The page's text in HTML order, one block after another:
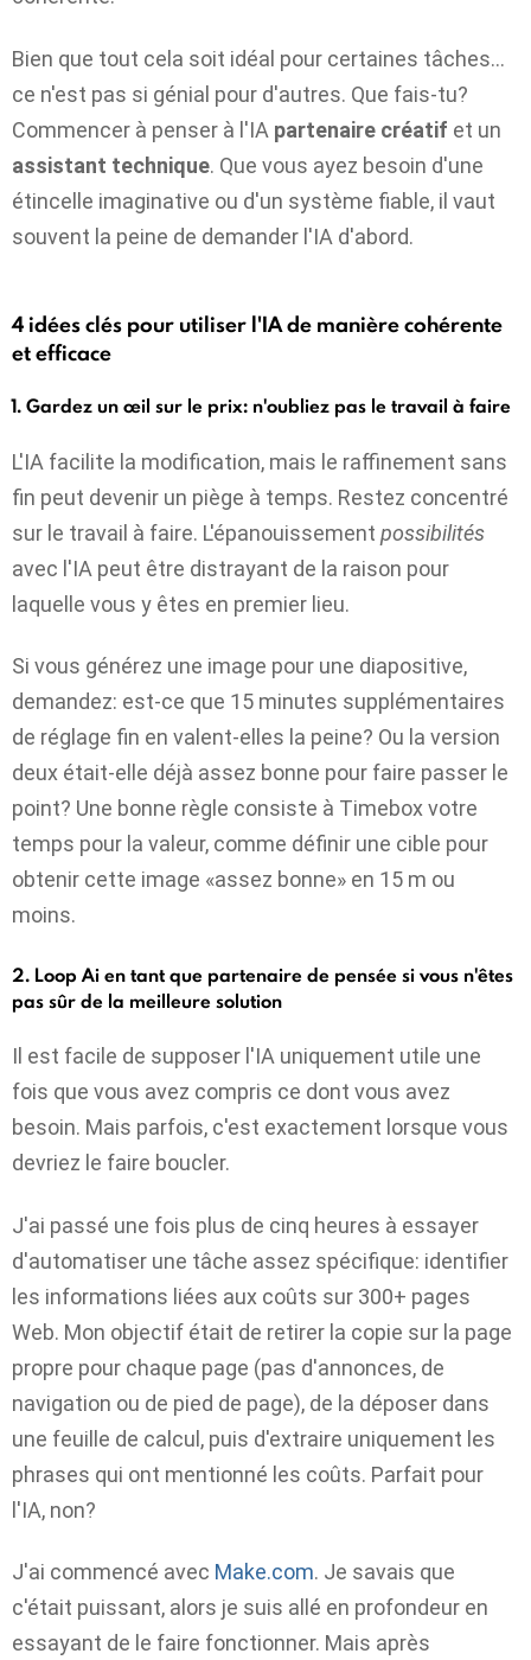
Bien que tout cela soit idéal pour certaines tâches…
ce n'est pas si génial pour d'autres. Que fais-tu?
Commencer à penser à l'IA partenaire créatif et un
assistant technique. Que vous ayez besoin d'une
étincelle imaginative ou d'un système fiable, il vaut
souvent la peine de demander l'IA d'abord.
4 idées clés pour utiliser l'IA de manière cohérente
et efficace
1. Gardez un œil sur le prix: n'oubliez pas le travail à faire
L'IA facilite la modification, mais le raffinement sans
fin peut devenir un piège à temps. Restez concentré
sur le travail à faire. L'épanouissement possibilités
avec l'IA peut être distrayant de la raison pour
laquelle vous y êtes en premier lieu.
Si vous générez une image pour une diapositive,
demandez: est-ce que 15 minutes supplémentaires
de réglage fin en valent-elles la peine? Ou la version
deux était-elle déjà assez bonne pour faire passer le
point? Une bonne règle consiste à Timebox votre
temps pour la valeur, comme définir une cible pour
obtenir cette image «assez bonne» en 15 m ou
moins.
2. Loop Ai en tant que partenaire de pensée si vous n'êtes
pas sûr de la meilleure solution
Il est facile de supposer l'IA uniquement utile une
fois que vous avez compris ce dont vous avez
besoin. Mais parfois, c'est exactement lorsque vous
devriez le faire boucler.
J'ai passé une fois plus de cinq heures à essayer
d'automatiser une tâche assez spécifique: identifier
les informations liées aux coûts sur 300+ pages
Web. Mon objectif était de retirer la copie sur la page
propre pour chaque page (pas d'annonces, de
navigation ou de pied de page), de la déposer dans
une feuille de calcul, puis d'extraire uniquement les
phrases qui ont mentionné les coûts. Parfait pour
l'IA, non?
J'ai commencé avec Make.com. Je savais que
c'était puissant, alors je suis allé en profondeur en
essayant de le faire fonctionner. Mais après